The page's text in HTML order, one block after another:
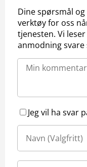
Dine spørsmål
verktøy for oss
tjenesten. Vi
anmodning svare
Jeg vil ha svar